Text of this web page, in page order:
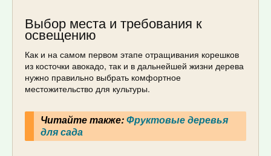
Выбор места и требования к
освещению
Как и на самом первом этапе отращивания корешков
из косточки авокадо, так и в дальнейшей жизни дерева
нужно правильно выбрать комфортное
местожительство для культуры.
Читайте также:Фруктовые деревья
для сада